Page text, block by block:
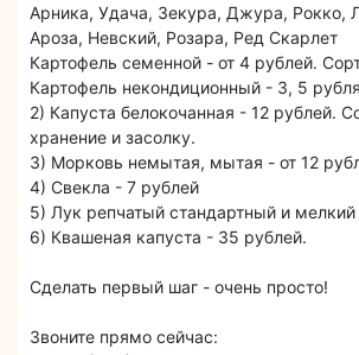
Арника, Удача, Зекура, Джура, Рокко,
Ароза, Невский, Розара, Ред Скарлет
Картофель семенной - от 4 рублей.
Картофель некондиционный - 3, 5
2) Капуста белокочанная - 12 рублей.
хранение и засолку.
3) Морковь немытая, мытая - от 12
4) Свекла - 7 рублей
5) Лук репчатый стандартный и мелкий
6) Квашеная капуста - 35 рублей.
Сделать первый шаг - очень просто!
Звоните прямо сейчас: